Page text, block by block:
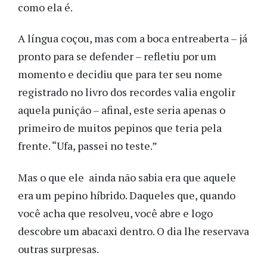
como ela é.
A língua coçou, mas com a boca entreaberta – já
pronto para se defender – refletiu por um
momento e decidiu que para ter seu nome
registrado no livro dos recordes valia engolir
aquela punição – afinal, este seria apenas o
primeiro de muitos pepinos que teria pela
frente. “Ufa, passei no teste.”
Mas o que ele ainda não sabia era que aquele
era um pepino híbrido. Daqueles que, quando
você acha que resolveu, você abre e logo
descobre um abacaxi dentro. O dia lhe reservava
outras surpresas.